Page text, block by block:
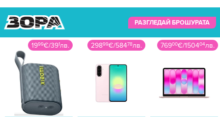
РАЗГЛЕДАЙ БРОШУРАТА
298 99€/58478лв. 76900€/150404лв. 39999€/78232лв.